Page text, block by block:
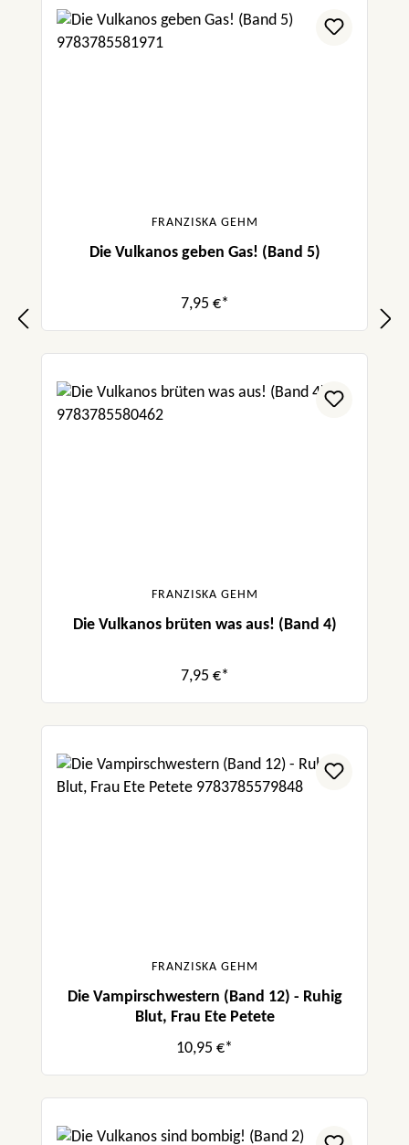
FRANZISKA GEHM
Die Vulkanos geben Gas! (Band 5)
7,95 €*
FRANZISKA GEHM
Die Vulkanos brüten was aus! (Band 4)
7,95 €*
FRANZISKA GEHM
Die Vampirschwestern (Band 12) - Ruhig
Blut, Frau Ete Petete
10,95 €*